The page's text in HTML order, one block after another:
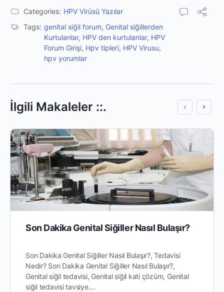
Categories: HPV Virüsü Yazılar
Tags: genital siğil forum, Genital siğillerden
Kurtulanlar, HPV den kurtulanlar, HPV
Forum Girişi, Hpv tipleri, HPV Virusu,
hpv yorumlar
İlgili Makaleler ::.
Son Dakika Genital Siğiller Nasıl Bulaşır?
Son Dakika Genital Siğiller Nasıl Bulaşır?, Tedavisi
Nedir? Son Dakika Genital Siğiller Nasıl Bulaşır?,
Genital siğil tedavisi, Genital siğil kati çözüm, Genital
siğil tedavisi tavsiye.…